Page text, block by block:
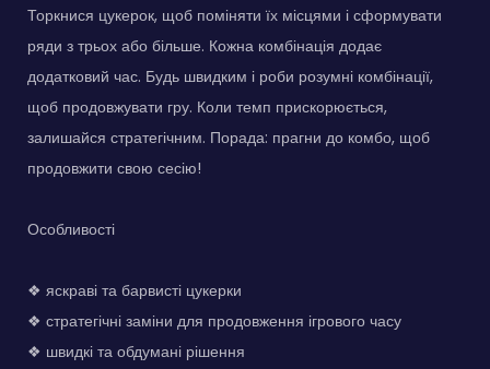
Торкнися цукерок, щоб поміняти їх місцями і сформувати
ряди з трьох або більше. Кожна комбінація додає
додатковий час. Будь швидким і роби розумні комбінації,
щоб продовжувати гру. Коли темп прискорюється,
залишайся стратегічним. Порада: прагни до комбо, щоб
продовжити свою сесію!
Особливості
❖ яскраві та барвисті цукерки
❖ стратегічні заміни для продовження ігрового часу
❖ швидкі та обдумані рішення